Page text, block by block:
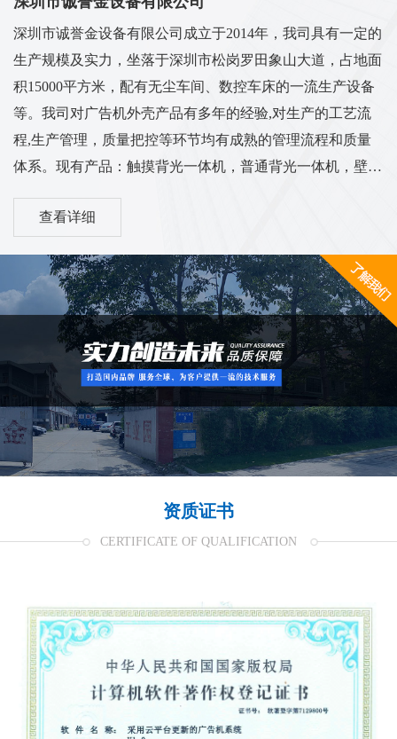
深圳市诚誉金设备有限公司成立于2014年，我司具有一定的
生产规模及实力，坐落于深圳市松岗罗田象山大道，占地面
积15000平方米，配有无尘车间、数控车床的一流生产设备
等。我司对广告机外壳产品有多年的经验,对生产的工艺流
程,生产管理，质量把控等环节均有成熟的管理流程和质量
体系。现有产品：触摸背光一体机，普通背光一体机，壁挂
广告机，机壳套料等多系列外壳...
查看详细
资质证书
CERTIFICATE OF QUALIFICATION